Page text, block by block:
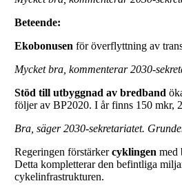
Beteende:
Ekobonusen för överflyttning av
Mycket bra, kommenterar 2030-
Stöd till utbyggnad av bredband
följer av BP2020. I år finns 150 mkr,
Bra, säger 2030-sekretariatet.
Regeringen förstärkercyklingenmed
Detta kompletterar den befintliga
cykelinfrastrukturen.